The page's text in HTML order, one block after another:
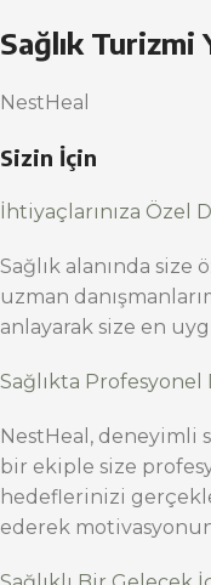
Sağlık Turizmi
NestHeal
Sizin İçin
İhtiyaçlarınıza Özel
Sağlık alanında size
uzman
anlayarak size en
Sağlıkta Profesyonel
NestHeal, deneyimli
bir ekiple size
hedeflerinizi
ederek